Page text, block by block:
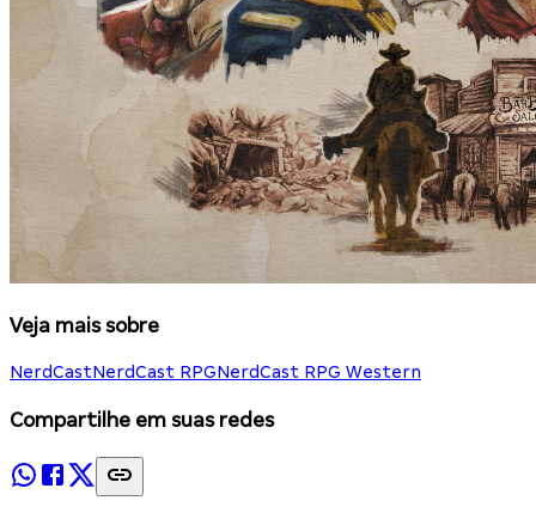
Veja mais sobre
NerdCastNerdCast RPGNerdCast RPG Western
Compartilhe em suas redes